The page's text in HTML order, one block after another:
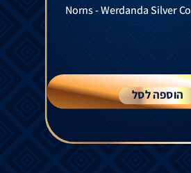
Norns - Werdanda Silver
הוספה לסל